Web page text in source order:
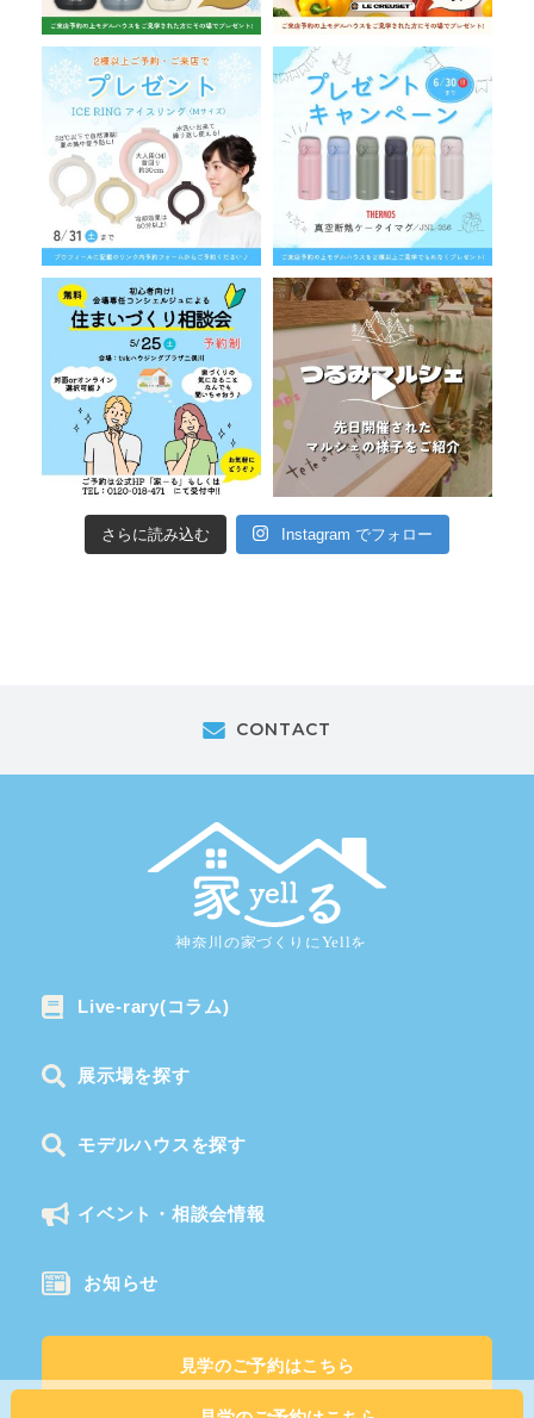
さらに読み込む Instagram でフォロー
CONTACT
Live-rary(コラム)
展示場を探す
モデルハウスを探す
イベント・相談会情報
お知らせ
見学のご予約はこちら